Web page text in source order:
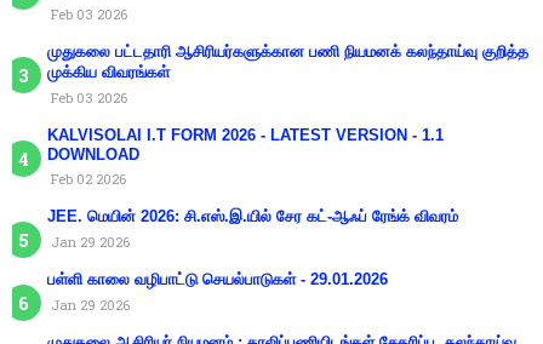
Feb 03 2026
முதுகலை பட்டதாரி ஆசிரியர்களுக்கான பணி நியமனக் கலந்தாய்வு குறித்த
முக்கிய விவரங்கள்
Feb 03 2026
KALVISOLAI I.T FORM 2026 - LATEST VERSION - 1.1
DOWNLOAD
Feb 02 2026
JEE. மெயின் 2026: சி.எஸ்.இ.யில் சேர கட்-ஆஃப் ரேங்க் விவரம்
Jan 29 2026
பள்ளி காலை வழிபாட்டு செயல்பாடுகள் - 29.01.2026
Jan 29 2026